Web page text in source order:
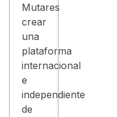
Mutares
crear
una
plataforma
internacional
e
independiente
de